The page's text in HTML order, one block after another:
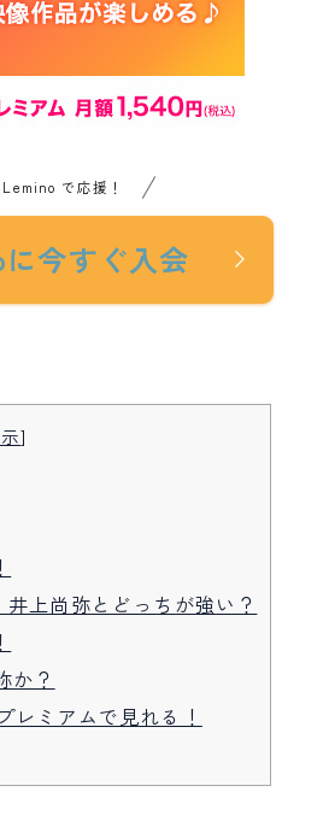
Lemino で応援！
今すぐ入会
]
上尚弥とどっちが強い？
か？
レミアムで見れる！